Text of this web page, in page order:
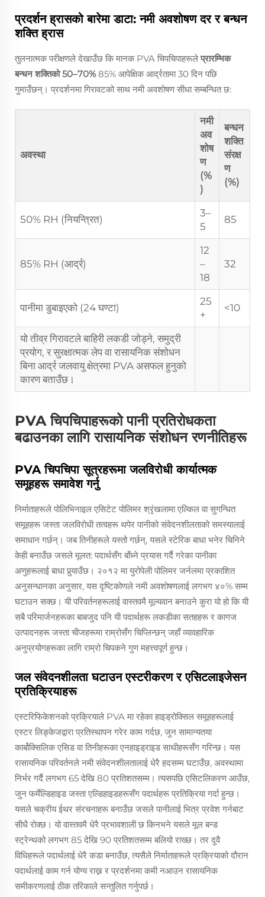
प्रदर्शन ह्रासको बारेमा डाटा: नमी अवशोषण दर र बन्धन
शक्ति ह्रास
तुलनात्मक परीक्षणले देखाउँछ कि मानक PVA चिपचिपाहरूले प्रारम्भिक
बन्धन शक्तिको 50–70%85% आपेक्षिक आर्द्रतामा 30 दिन पछि
गुमाउँछन्। प्रदर्शनमा गिरावटको साथ नमी अवशोषण सीधा सम्बन्धित छ:
अवस्था
नमी
अव
शोष
ण
(%
)
बन्धन
शक्ति
संरक्ष
ण
(%)
50% RH (नियन्त्रित)
3–
5
85
85% RH (आर्द्र)
12
–
18
32
पानीमा डुबाइएको (24 घण्टा)
25
+
<10
यो तीव्र गिरावटले बाहिरी लकडी जोड्ने, समुद्री
प्रयोग, र सुरक्षात्मक लेप वा रासायनिक संशोधन
बिना आर्द्र जलवायु क्षेत्रमा PVA असफल हुनुको
कारण बताउँछ।
PVA चिपचिपाहरूको पानी प्रतिरोधकता
बढाउनका लागि रासायनिक संशोधन रणनीतिहरू
PVA चिपचिपा सूत्रहरूमा जलविरोधी कार्यात्मक
समूहहरू समावेश गर्नु
निर्माताहरूले पोलिभिनाइल एसिटेट पोलिमर श्रृंखलामा एल्किल वा सुगन्धित
समूहहरू जस्ता जलविरोधी तत्वहरू थपेर पानीको संवेदनशीलताको समस्यालाई
समाधान गर्छन्। जब तिनीहरूले यस्तो गर्छन्, यसले स्टेरिक बाधा भनेर चिनिने
केही बनाउँछ जसले मूलत: पदार्थसँग बाँध्ने प्रयास गर्दै गरेका पानीका
अणुहरूलाई बाधा पुर्‍याउँछ। २०१२ मा युरोपेली पोलिमर जर्नलमा प्रकाशित
अनुसन्धानका अनुसार, यस दृष्टिकोणले नमी अवशोषणलाई लगभग ४०% सम्म
घटाउन सक्छ। यी परिवर्तनहरूलाई वास्तवमै मूल्यवान बनाउने कुरा यो हो कि यी
सबै परिमार्जनहरूका बाबजुद पनि यी पदार्थहरू लकडीका सतहहरू र कागज
उत्पादनहरू जस्ता चीजहरूमा राम्रोसँग चिप्लिन्छन् जहाँ व्यावहारिक
अनुप्रयोगहरूका लागि राम्रो चिपकने गुण महत्त्वपूर्ण हुन्छ।
जल संवेदनशीलता घटाउन एस्टरीकरण र एसिटलाइजेसन
प्रतिक्रियाहरू
एस्टरिफिकेशनको प्रक्रियाले PVA मा रहेका हाइड्रोक्सिल समूहहरूलाई
एस्टर लिङ्केजद्वारा प्रतिस्थापन गरेर काम गर्दछ, जुन सामान्यतया
कार्बोक्सिलिक एसिड वा तिनीहरूका एनहाइड्राइड साथीहरूसँग गरिन्छ। यस
रासायनिक परिवर्तनले नमी संवेदनशीलतालाई धेरै हदसम्म घटाउँछ, अवस्थामा
निर्भर गर्दै लगभग 65 देखि 80 प्रतिशतसम्म। त्यसपछि एसिटलिकरण आउँछ,
जुन फर्मेल्डिहाइड जस्ता एल्डिहाइडहरूसँग पदार्थहरू प्रतिक्रिया गर्दा हुन्छ।
यसले चक्रीय ईथर संरचनाहरू बनाउँछ जसले पानीलाई भित्र प्रवेश गर्नबाट
सीधै रोक्छ। यो वास्तवमै धेरै प्रभावशाली छ किनभने यसले मूल बन्ड
स्ट्रेन्थको लगभग 85 देखि 90 प्रतिशतसम्म बलियो राख्छ। तर दुवै
विधिहरूले पदार्थलाई धेरै कडा बनाउँछ, त्यसैले निर्माताहरूले प्रक्रियाको दौरान
पदार्थलाई काम गर्न योग्य राख्न र प्रदर्शनमा कमी नआउन रासायनिक
समीकरणलाई ठीक तरिकाले सन्तुलित गर्नुपर्छ।